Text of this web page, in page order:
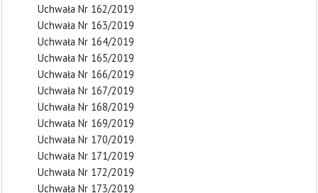
Uchwała Nr 162/2019
Uchwała Nr 163/2019
Uchwała Nr 164/2019
Uchwała Nr 165/2019
Uchwała Nr 166/2019
Uchwała Nr 167/2019
Uchwała Nr 168/2019
Uchwała Nr 169/2019
Uchwała Nr 170/2019
Uchwała Nr 171/2019
Uchwała Nr 172/2019
Uchwała Nr 173/2019